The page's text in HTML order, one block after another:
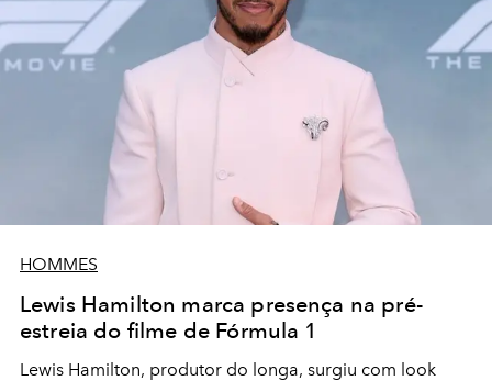
HOMMES
Lewis Hamilton marca presença na pré-
estreia do filme de Fórmula 1
Lewis Hamilton, produtor do longa, surgiu com look